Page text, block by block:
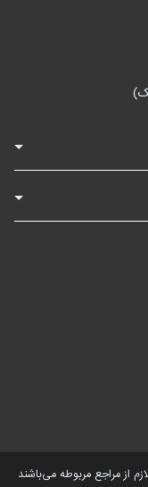
از مراجع مربوطه می‌باشند